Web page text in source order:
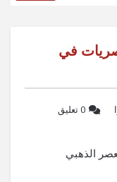
في
‫0 تعليق
الذهبي